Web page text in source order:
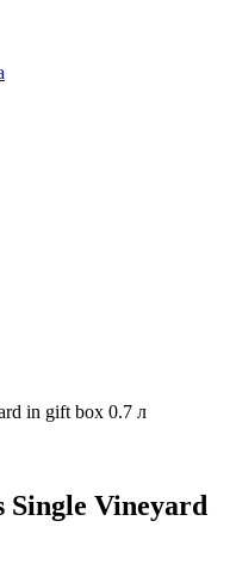
in gift box 0.7 л
Vineyard